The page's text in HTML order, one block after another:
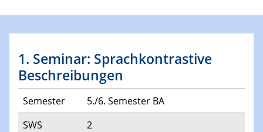
1. Seminar: Sprachkontrastive
Beschreibungen
Semester
5./6. Semester BA
SWS
2